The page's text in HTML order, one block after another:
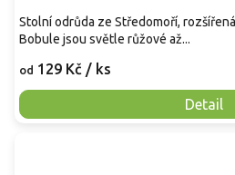
od 129 Kč / ks
Detail
Stolní odrůda ze Středomoří,
Bobule jsou světle růžové až...